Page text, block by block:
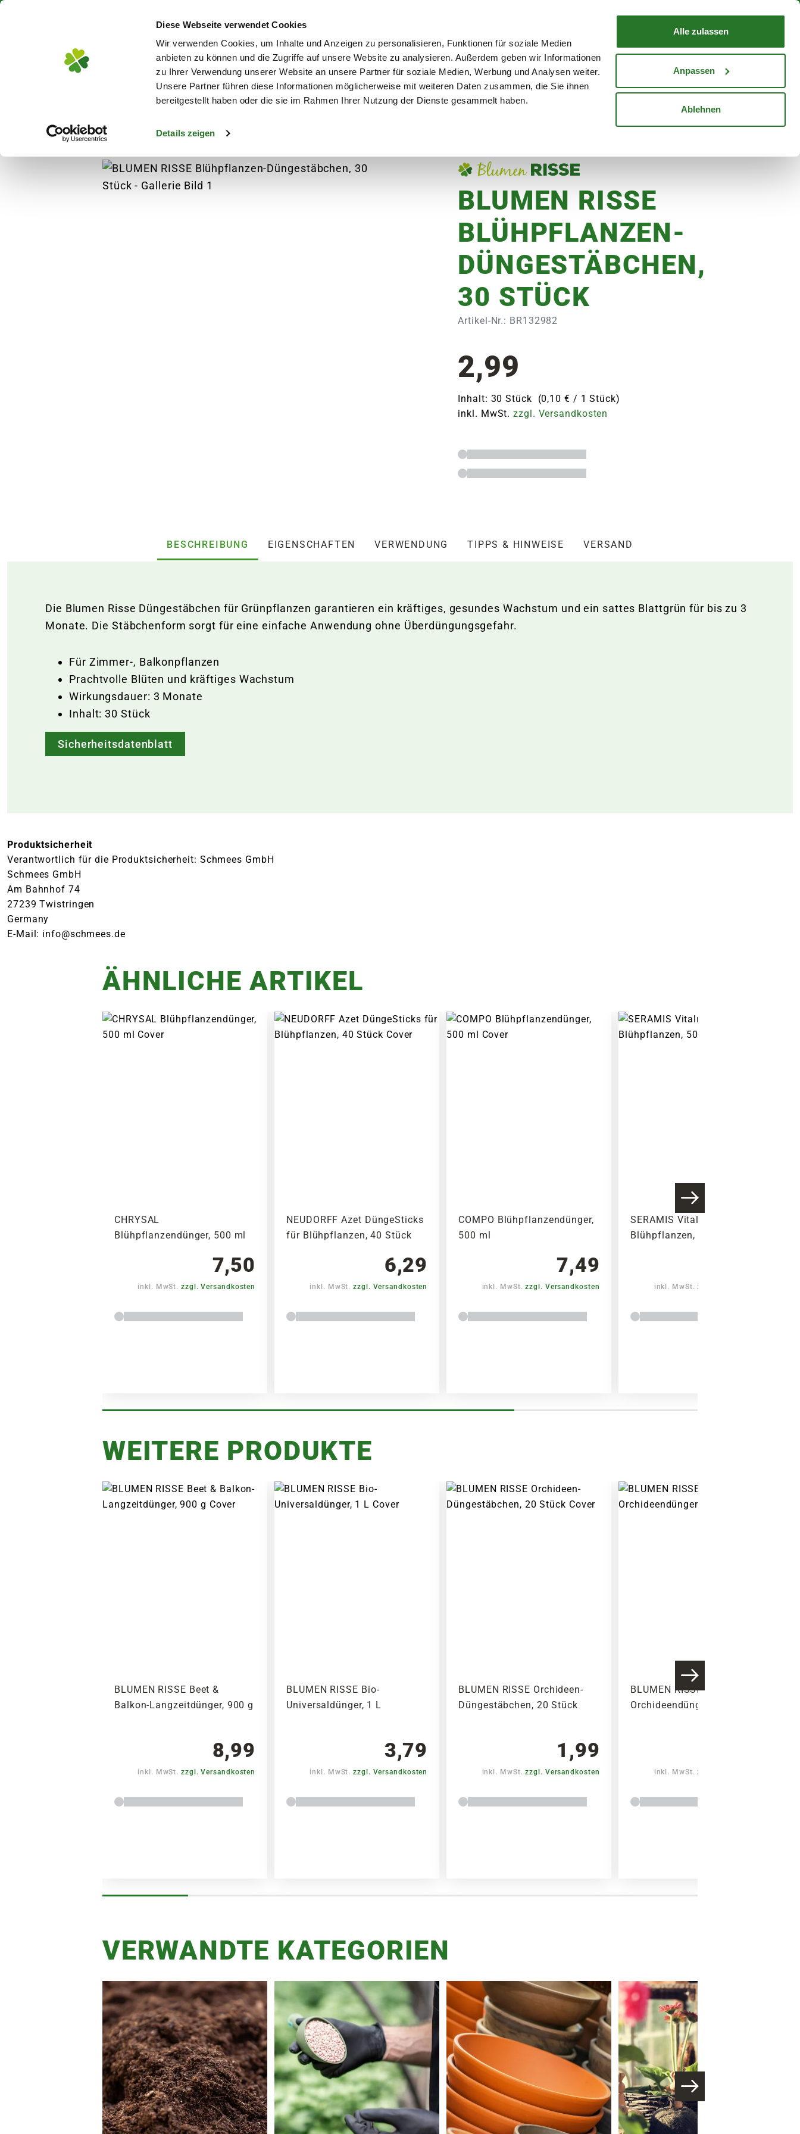
Diese Webseite verwendet Cookies
Wir verwenden Cookies, um Inhalte und Anzeigen zu personalisieren, Funktionen für soziale Medien
anbieten zu können und die Zugriffe auf unsere Website zu analysieren. Außerdem geben wir Informationen
zu Ihrer Verwendung unserer Website an unsere Partner für soziale Medien, Werbung und Analysen weiter.
Unsere Partner führen diese Informationen möglicherweise mit weiteren Daten zusammen, die Sie ihnen
bereitgestellt haben oder die sie im Rahmen Ihrer Nutzung der Dienste gesammelt haben.
Details zeigen
Alle zulassen
Anpassen
Ablehnen
Mein KontoStandorte
WARENKORB
Blumen Pflanzen Garten Aktuelles Ratgeber Gutscheine Karriere
Pflanzen Zimmerpflanzen Blühende Zimmerpflanzen
BLUMEN RISSE
BLÜHPFLANZEN-
DÜNGESTÄBCHEN,
30 STÜCK
Artikel-Nr.: BR132982
2,99
Inhalt: 30 Stück (0,10 € / 1 Stück)
inkl. MwSt.zzgl. Versandkosten
BESCHREIBUNG EIGENSCHAFTEN VERWENDUNG TIPPS & HINWEISE VERSAND
Die Blumen Risse Düngestäbchen für Grünpflanzen garantieren ein kräftiges, gesundes Wachstum und ein sattes Blattgrün für bis zu 3
Monate. Die Stäbchenform sorgt für eine einfache Anwendung ohne Überdüngungsgefahr.
Für Zimmer-, Balkonpflanzen
Prachtvolle Blüten und kräftiges Wachstum
Wirkungsdauer: 3 Monate
Inhalt: 30 Stück
Sicherheitsdatenblatt
Produktsicherheit
Verantwortlich für die Produktsicherheit: Schmees GmbH
Schmees GmbH
Am Bahnhof 74
27239 Twistringen
Germany
E-Mail: info@schmees.de
ÄHNLICHE ARTIKEL
CHRYSAL
Blühpflanzendünger, 500 ml
7,50
inkl. MwSt.zzgl. Versandkosten
NEUDORFF Azet DüngeSticks
für Blühpflanzen, 40 Stück
6,29
inkl. MwSt.zzgl. Versandkosten
COMPO Blühpflanzendünger,
500 ml
7,49
inkl. MwSt.zzgl. Versandkosten
SERAMIS Vitalnahrung für
Blühpflanzen, 500 ml
inkl. MwSt.zzgl. Versandkosten
WEITERE PRODUKTE
BLUMEN RISSE Beet &
Balkon-Langzeitdünger, 900 g
8,99
inkl. MwSt.zzgl. Versandkosten
BLUMEN RISSE Bio-
Universaldünger, 1 L
3,79
inkl. MwSt.zzgl. Versandkosten
BLUMEN RISSE Orchideen-
Düngestäbchen, 20 Stück
1,99
inkl. MwSt.zzgl. Versandkosten
BLUMEN RISSE
Orchideendünger, 500 ml
inkl. MwSt.zzgl. Versandkosten
VERWANDTE KATEGORIEN